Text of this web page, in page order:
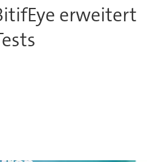
erweitert